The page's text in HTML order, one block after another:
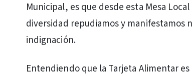
Municipal, es que desde esta Mesa
diversidad repudiamos y manifestamos
indignación.
Entendiendo que la Tarjeta Alimentar